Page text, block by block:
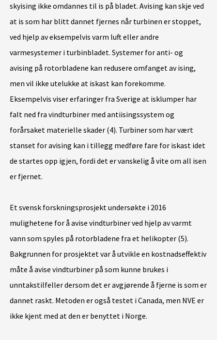
skyising ikke omdannes til is på bladet. Avising kan skje ved
at is som har blitt dannet fjernes når turbinen er stoppet,
ved hjelp av eksempelvis varm luft eller andre
varmesystemer i turbinbladet. Systemer for anti- og
avising på rotorbladene kan redusere omfanget av ising,
men vil ikke utelukke at iskast kan forekomme.
Eksempelvis viser erfaringer fra Sverige at isklumper har
falt ned fra vindturbiner med antiisingssystem og
forårsaket materielle skader (4). Turbiner som har vært
stanset for avising kan i tillegg medføre fare for iskast idet
de startes opp igjen, fordi det er vanskelig å vite om all isen
er fjernet.
Et svensk forskningsprosjekt undersøkte i 2016
mulighetene for å avise vindturbiner ved hjelp av varmt
vann som spyles på rotorbladene fra et helikopter (5).
Bakgrunnen for prosjektet var å utvikle en kostnadseffektiv
måte å avise vindturbiner på som kunne brukes i
unntakstilfeller dersom det er avgjørende å fjerne is som er
dannet raskt. Metoden er også testet i Canada, men NVE er
ikke kjent med at den er benyttet i Norge.